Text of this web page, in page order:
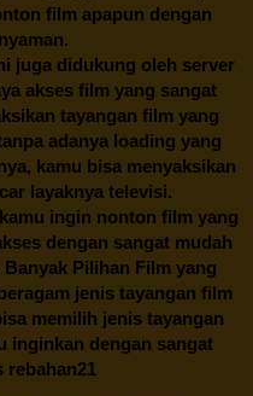
film apapun dengan
juga didukung oleh server
akses film yang sangat
tayangan film yang
adanya loading yang
kamu bisa menyaksikan
layaknya televisi.
ingin nonton film yang
dengan sangat mudah
Pilihan Film yang
jenis tayangan film
memilih jenis tayangan
inginkan dengan sangat
rebahan21